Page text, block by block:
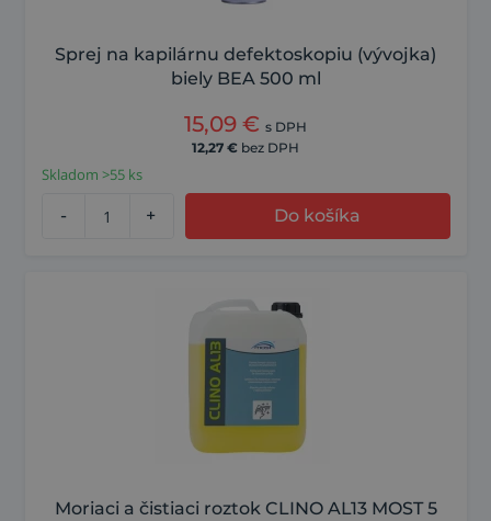
Sprej na kapilárnu defektoskopiu (vývojka)
biely BEA 500 ml
15,09 € s DPH
12,27 € bez DPH
Skladom >55 ks
- + Do košíka
Moriaci a čistiaci roztok CLINO AL13 MOST 5